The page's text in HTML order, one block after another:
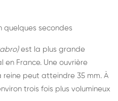
quelques secondes
est la plus grande
France. Une ouvrière
reine peut atteindre 35 mm. À
trois fois plus volumineux